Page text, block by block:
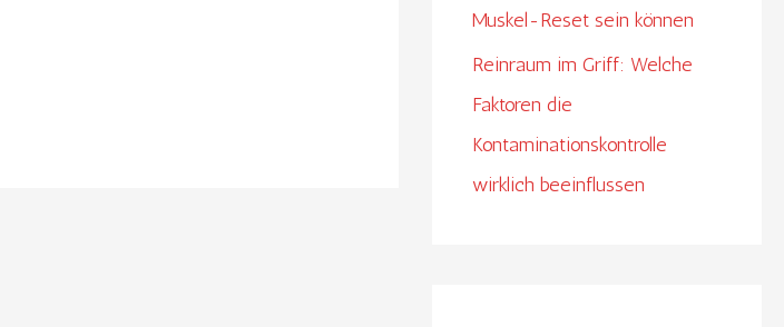
Muskel-Reset sein können
Reinraum im Griff: Welche
Faktoren die
Kontaminationskontrolle
wirklich beeinflussen